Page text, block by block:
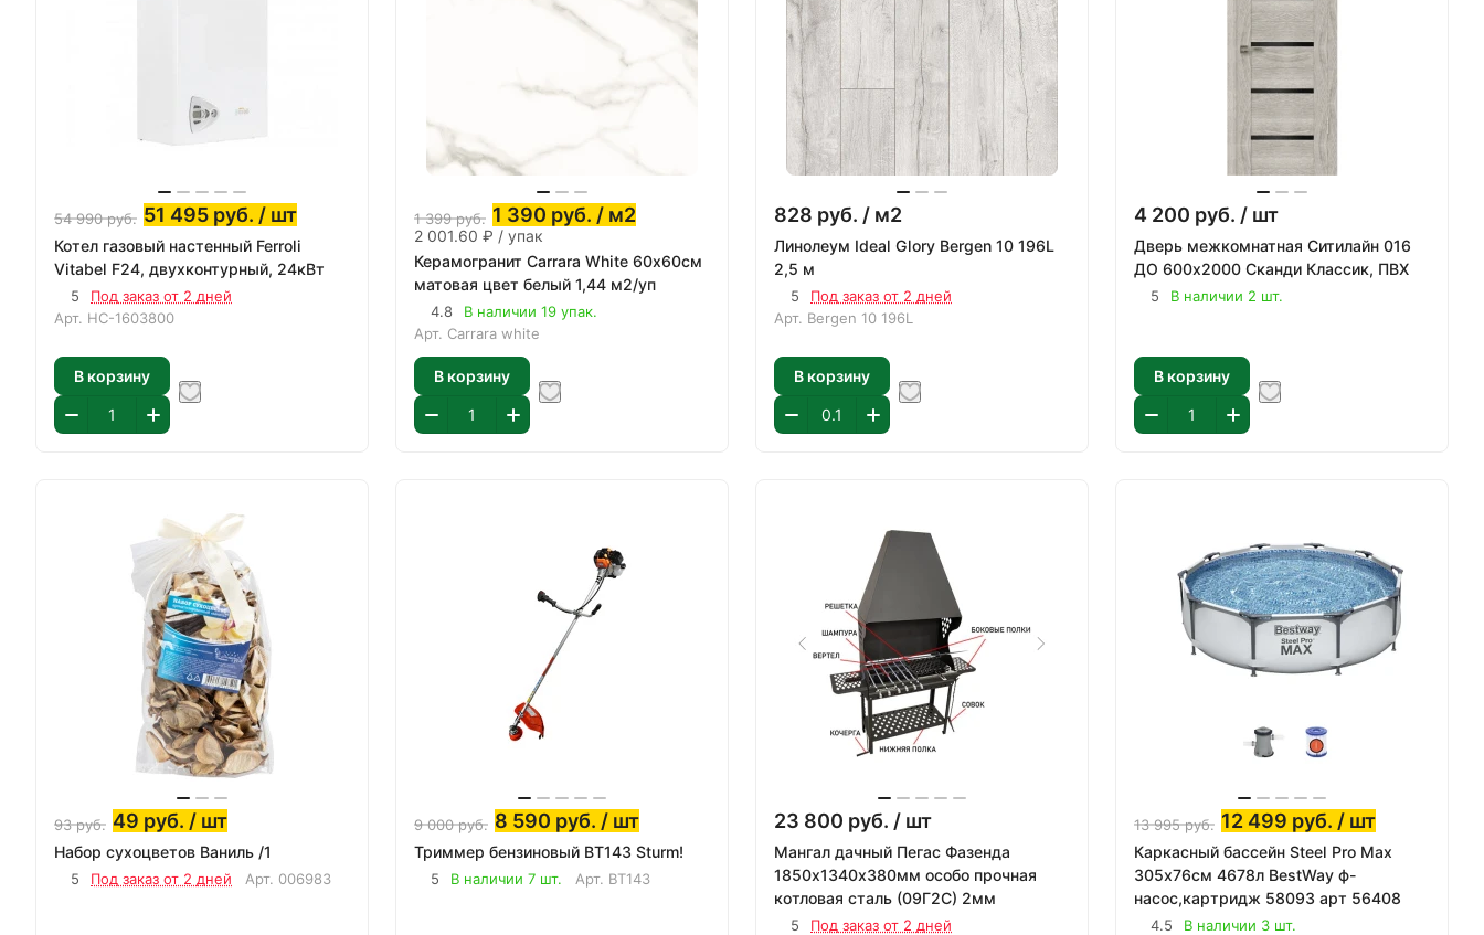
54 990руб. 51 495 руб. / шт
Котел газовый настенный Ferroli
Vitabel F24, двухконтурный, 24кВт
5
Под заказ от 2 дней
Арт. НС-1603800
В корзину
1 399руб. 1 390 руб. / м2
2 001.60 ₽ / упак
Керамогранит Carrara White 60х60см
матовая цвет белый 1,44 м2/уп
4.8
В наличии 19 упак.
Арт. Carrara white
В корзину
828 руб. / м2
Линолеум Ideal Glory Bergen 10 196L
2,5 м
5
Под заказ от 2 дней
Арт. Bergen 10 196L
В корзину
4 200 руб. / шт
Дверь межкомнатная Ситилайн 016
ДО 600х2000 Сканди Классик, ПВХ
5 В наличии 2 шт.
В корзину
93руб. 49 руб. / шт
Набор сухоцветов Ваниль /1
5 Под заказ от 2 дней Арт. 006983
9 000руб. 8 590 руб. / шт
Триммер бензиновый BT143 Sturm!
5 В наличии 7 шт. Арт. BT143
23 800 руб. / шт
Мангал дачный Пегас Фазенда
1850х1340х380мм особо прочная
котловая сталь (09Г2С) 2мм
5 Под заказ от 2 дней
13 995руб. 12 499 руб. / шт
Каркасный бассейн Steel Pro Max
305х76см 4678л BestWay ф-
насос,картридж 58093 арт 56408
4.5
В наличии 3 шт.